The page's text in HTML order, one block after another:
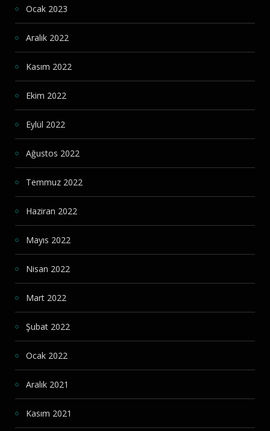
Ocak 2023
Aralık 2022
Kasım 2022
Ekim 2022
Eylül 2022
Ağustos 2022
Temmuz 2022
Haziran 2022
Mayıs 2022
Nisan 2022
Mart 2022
Şubat 2022
Ocak 2022
Aralık 2021
Kasım 2021